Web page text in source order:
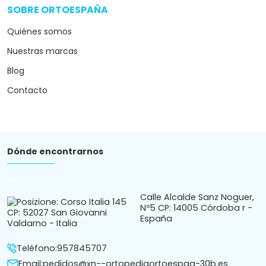
Teléfono:957845707
Lunes a Viernes de 9:30 a 14 y 17 a 20.30 | Sábados de 10
a 14
Recibe en tu correo novedades y consejos.